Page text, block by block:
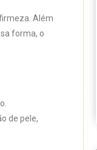
Além
forma, o
de pele,